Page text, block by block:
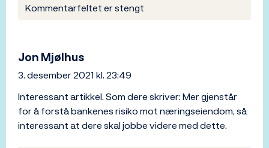
Kommentarfeltet er stengt
Jon Mjølhus
3. desember 2021 kl. 23:49
Interessant artikkel. Som dere skriver: Mer gjenstår
for å forstå bankenes risiko mot næringseiendom, så
interessant at dere skal jobbe videre med dette.